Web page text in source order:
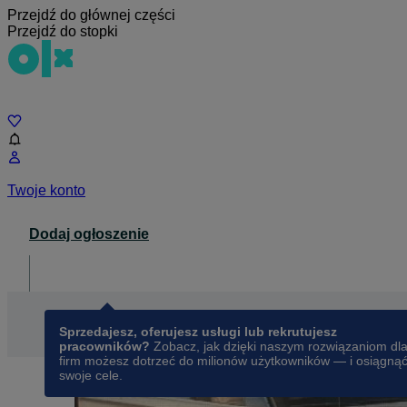
Przejdź do głównej części
Przejdź do stopki
Twoje konto
Dodaj ogłoszenie
Sprzedajesz, oferujesz usługi lub rekrutujesz
pracowników? Zobacz, jak dzięki naszym rozwiązaniom dla
firm możesz dotrzeć do milionów użytkowników — i osiągnąć
swoje cele.